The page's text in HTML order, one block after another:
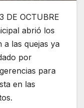
DE OCTUBRE
abrió los
las quejas ya
por
para
en las